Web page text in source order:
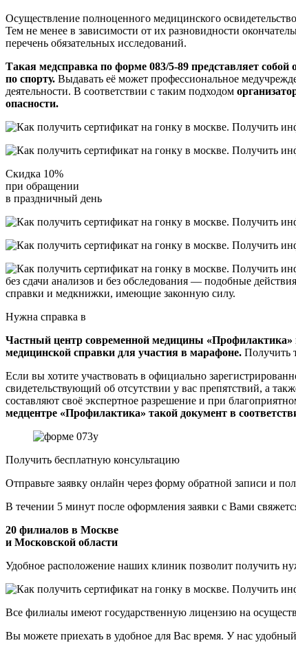
Осуществление полноценного медицинского
Тем не менее в зависимости от их разновидности
перечень обязательных исследований.
Такая медсправка по форме 083/5-89 представляет
по спорту. Выдавать её может профессиональное
деятельности. В соответствии с таким подходом
опасности.
Скидка 10%
при обращении
в праздничный день
без сдачи анализов и без обследования — подобные
справки и медкнижки, имеющие законную силу.
Нужна справка в
Частный центр современной медицины «Профилактика»
медицинской справки для участия в марафоне. Получить
Если вы хотите участвовать в официально
свидетельствующий об отсутствии у вас препятствий, а
составляют своё экспертное разрешение и при
медцентре «Профилактика» такой документ в
Получить бесплатную консультацию
Отправьте заявку онлайн через форму обратной записи и
В течении 5 минут после оформления заявки с Вами
20 филиалов в Москве
и Московской области
Удобное расположение наших клиник позволит получить
Все филиалы имеют государственную лицензию на
Вы можете приехать в удобное для Вас время. У нас